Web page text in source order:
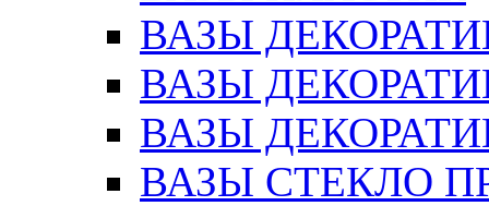
ВАЗЫ
ВАЗЫ
ВАЗЫ
ВАЗЫ СТЕКЛО